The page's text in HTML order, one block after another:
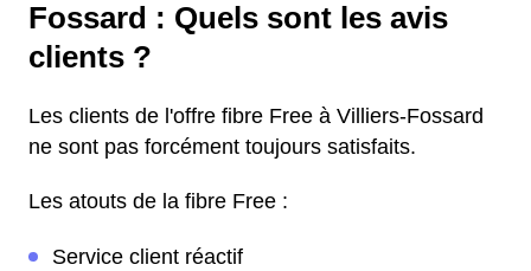
Fossard : Quels sont les avis
clients ?
Les clients de l'offre fibre Free à Villiers-Fossard
ne sont pas forcément toujours satisfaits.
Les atouts de la fibre Free :
Service client réactif